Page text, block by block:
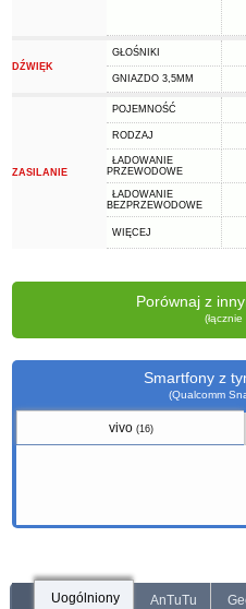
DŹWIĘK
GŁOŚNIKI
GNIAZDO 3,5MM
ZASILANIE
POJEMNOŚĆ
RODZAJ
ŁADOWANIE
PRZEWODOWE
ŁADOWANIE
BEZPRZEWODOWE
WIĘCEJ
Porównaj z
Smartfony z
(Qualcomm
vivo (16)
Uogólniony AnTuTu